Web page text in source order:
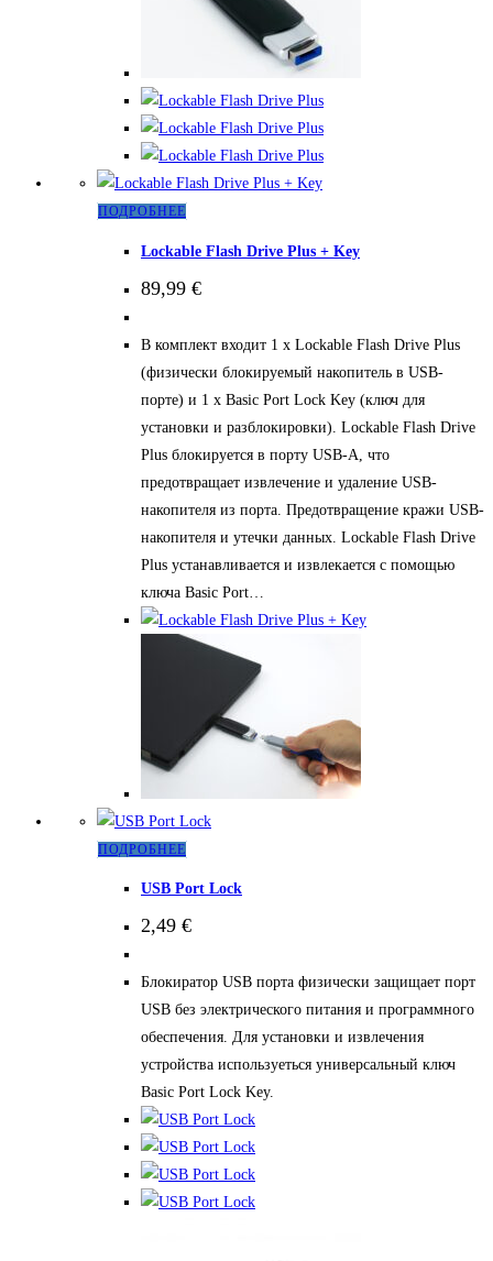
ПОДРОБНЕЕ
несколько
Опции
можно
выбрать
на
странице
товара.
Lockable Flash Drive Plus + Key
89,99 €
В комплект входит 1 x Lockable Flash Drive Plus
(физически блокируемый накопитель в USB-
порте) и 1 x Basic Port Lock Key (ключ для
установки и разблокировки). Lockable Flash Drive
Plus блокируется в порту USB-A, что
предотвращает извлечение и удаление USB-
накопителя из порта. Предотвращение кражи USB-
накопителя и утечки данных. Lockable Flash Drive
Plus устанавливается и извлекается с помощью
ключа Basic Port…
ПОДРОБНЕЕЭтот
несколько
Опции
можно
выбрать
на
странице
товара.
USB Port Lock
2,49 €
Блокиратор USB порта физически защищает порт
USB без электрического питания и программного
обеспечения. Для установки и извлечения
устройства используеться универсальный ключ
Basic Port Lock Key.